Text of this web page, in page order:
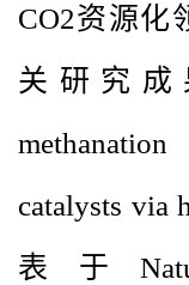
CO2资源化
关研究成
catalysts via
表于